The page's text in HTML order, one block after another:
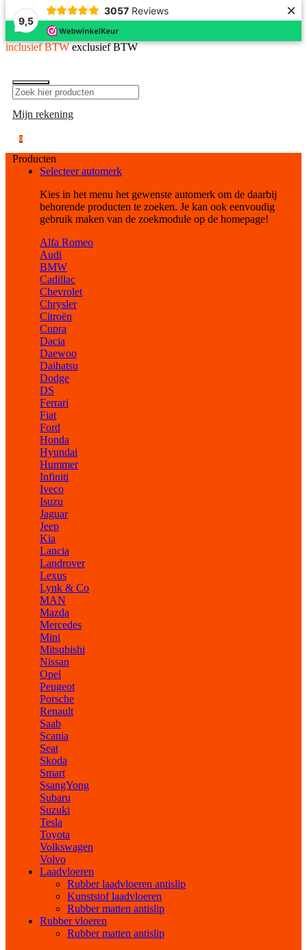
9,5
3057 Reviews ×
inclusief BTW exclusief BTW
Mijn rekening
0
Producten
Selecteer automerk
Kies in het menu het gewenste automerk om de daarbij
behorende producten te zoeken. Je kan ook eenvoudig
gebruik maken van de zoekmodule op de homepage!
Alfa Romeo
Audi
BMW
Cadillac
Chevrolet
Chrysler
Citroën
Cupra
Dacia
Daewoo
Daihatsu
Dodge
DS
Ferrari
Fiat
Ford
Honda
Hyundai
Hummer
Infiniti
Iveco
Isuzu
Jaguar
Jeep
Kia
Lancia
Landrover
Lexus
Lynk & Co
MAN
Mazda
Mercedes
Mini
Mitsubishi
Nissan
Opel
Peugeot
Porsche
Renault
Saab
Scania
Seat
Skoda
Smart
SsangYong
Subaru
Suzuki
Tesla
Toyota
Volkswagen
Volvo
Laadvloeren
Rubber laadvloeren antislip
Kunststof laadvloeren
Rubber matten antislip
Rubber vloeren
Rubber matten antislip